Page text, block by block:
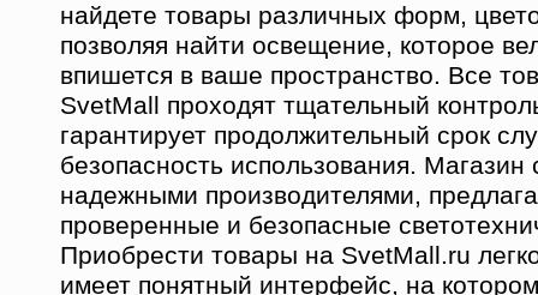
найдете товары различных форм,
позволяя найти освещение, которое
впишется в ваше пространство. Все
SvetMall проходят тщательный
гарантирует продолжительный срок
безопасность использования. Магазин
надежными производителями,
проверенные и безопасные
Приобрести товары на SvetMall.ru
имеет понятный интерфейс, на